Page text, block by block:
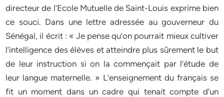
directeur de l’Ecole Mutuelle de Saint-Louis exprime bien
ce souci. Dans une lettre adressée au gouverneur du
Sénégal, il écrit : « Je pense qu’on pourrait mieux cultiver
l’intelligence des élèves et atteindre plus sûrement le but
de leur instruction si on la commençait par l’étude de
leur langue maternelle. » L’enseignement du français se
fit un moment dans un cadre qui tenait compte d’un